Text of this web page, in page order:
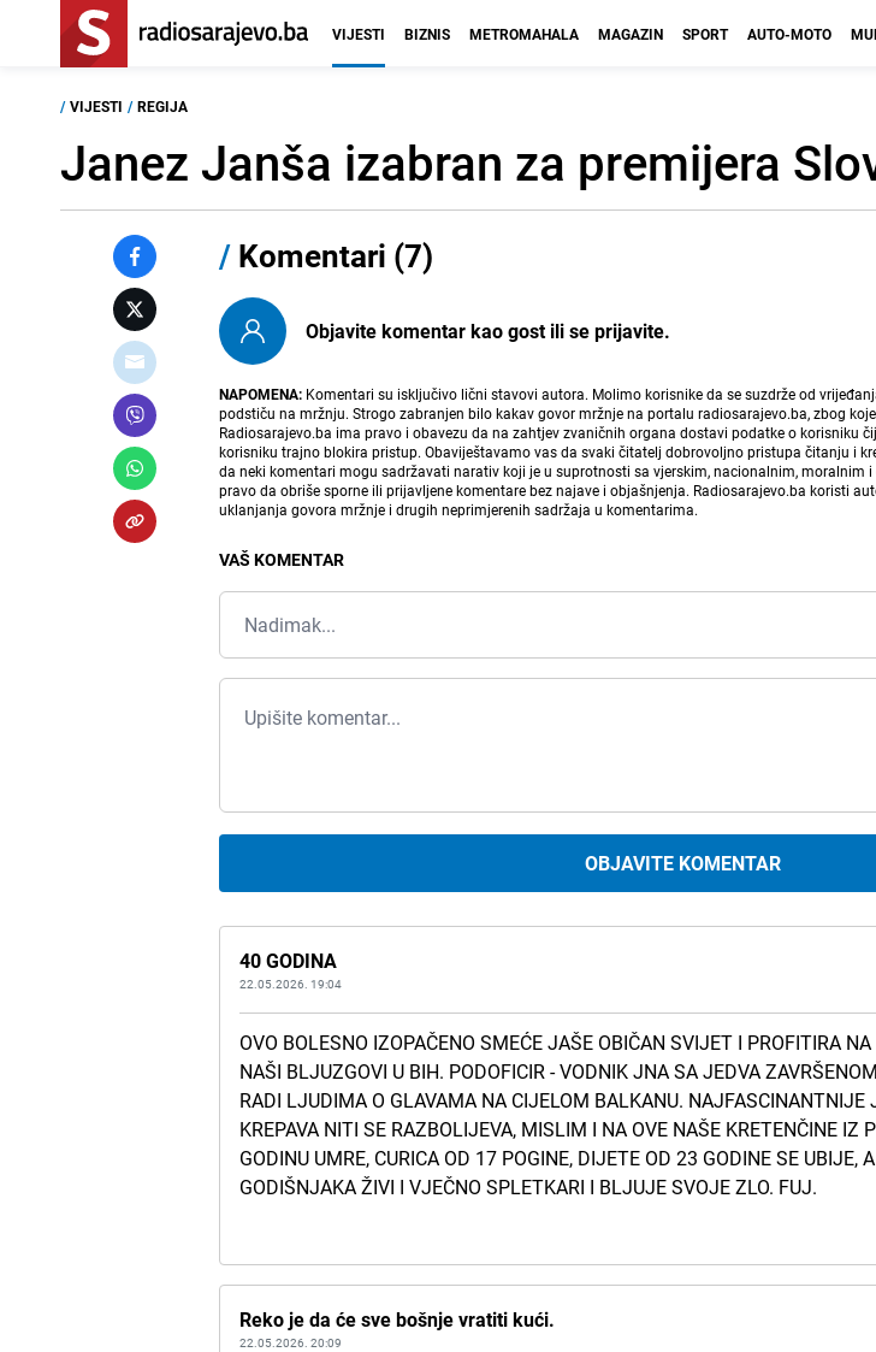
VIJESTI BIZNIS METROMAHALA MAGAZIN SPORT AUTO-MOTO
/ VIJESTI / REGIJA
Janez Janša izabran za premijera
/ Komentari (7)
Objavite komentar kao gost ili se prijavite.
NAPOMENA: Komentari su isključivo lični stavovi autora. Molimo korisnike da se suzdrže od
podstiču na mržnju. Strogo zabranjen bilo kakav govor mržnje na portalu radiosarajevo.ba, zbog
Radiosarajevo.ba ima pravo i obavezu da na zahtjev zvaničnih organa dostavi podatke o korisniku
korisniku trajno blokira pristup. Obaviještavamo vas da svaki čitatelj dobrovoljno pristupa čitanju i
da neki komentari mogu sadržavati narativ koji je u suprotnosti sa vjerskim, nacionalnim, moralnim
pravo da obriše sporne ili prijavljene komentare bez najave i objašnjenja. Radiosarajevo.ba koristi
uklanjanja govora mržnje i drugih neprimjerenih sadržaja u komentarima.
VAŠ KOMENTAR
OBJAVITE KOMENTAR
40 GODINA
22.05.2026. 19:04
OVO BOLESNO IZOPAČENO SMEĆE JAŠE OBIČAN SVIJET I PROFITIRA
NAŠI BLJUZGOVI U BIH. PODOFICIR - VODNIK JNA SA JEDVA
RADI LJUDIMA O GLAVAMA NA CIJELOM BALKANU. NAJFASCINANTNIJE
KREPAVA NITI SE RAZBOLIJEVA, MISLIM I NA OVE NAŠE KRETENČINE IZ
GODINU UMRE, CURICA OD 17 POGINE, DIJETE OD 23 GODINE SE UBIJE,
GODIŠNJAKA ŽIVI I VJEČNO SPLETKARI I BLJUJE SVOJE ZLO. FUJ.
Reko je da će sve bošnje vratiti kući.
22.05.2026. 20:09